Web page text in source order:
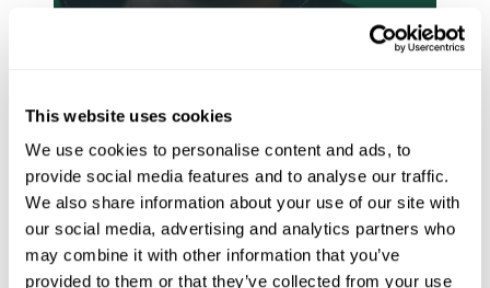
This website uses cookies
We use cookies to personalise content and ads, to
provide social media features and to analyse our traffic.
We also share information about your use of our site with
our social media, advertising and analytics partners who
may combine it with other information that you’ve
provided to them or that they’ve collected from your use